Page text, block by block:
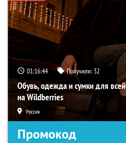
01:16:43 Получили: 32
Обувь, одежда и сумки для
на Wildberries
Россия
Промокод